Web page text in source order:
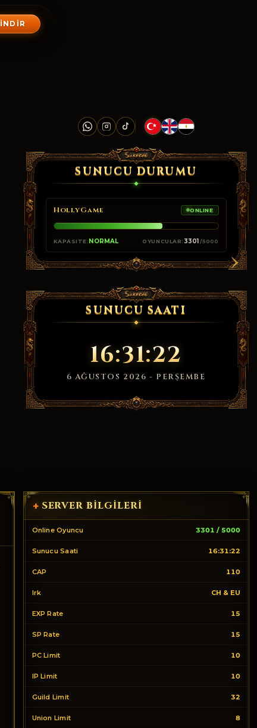
İNDIR
›
SUNUCU DURUMU
HollyGame ONLINE
KAPASITE:NORMAL OYUNCULAR: 3301/5000
SUNUCU SAATI
16:31:22
6 AĞUSTOS 2026 - PERŞEMBE
+ SERVER BILGILERI
Online Oyuncu 3301 / 5000
Sunucu Saati 16:31:22
CAP 110
Irk CH & EU
EXP Rate 15
SP Rate 15
PC Limit 10
IP Limit 10
Guild Limit 32
Union Limit 8